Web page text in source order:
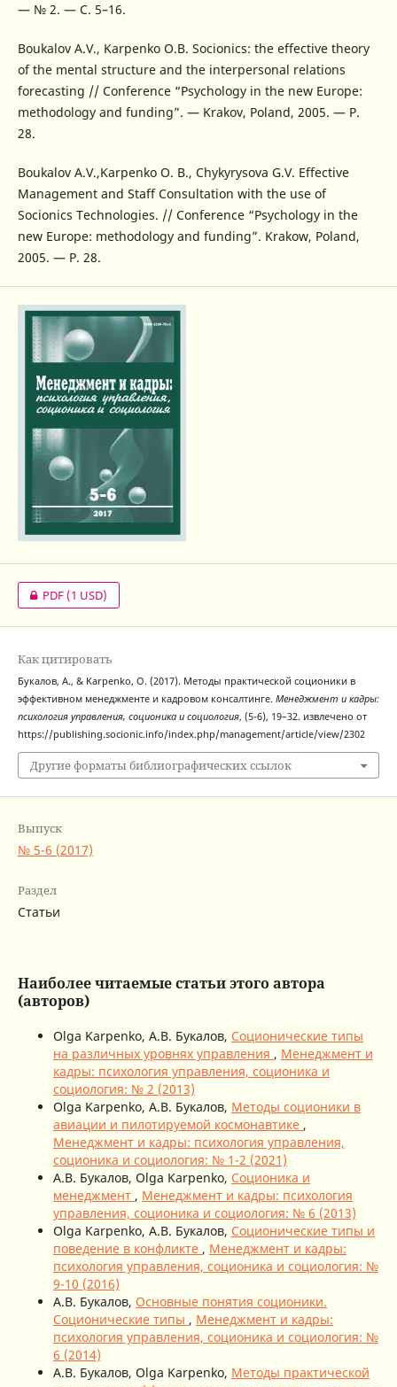
— № 2. — С. 5–16.
Boukalov A.V., Karpenko O.B. Socionics: the effective theory
of the mental structure and the interpersonal relations
forecasting // Conference “Psychology in the new Europe:
methodology and funding”. — Krakov, Poland, 2005. — P.
28.
Boukalov A.V.,Karpenko O. B., Chykyrysova G.V. Effective
Management and Staff Consultation with the use of
Socionics Technologies. // Conference “Psychology in the
new Europe: methodology and funding”. Krakow, Poland,
2005. — P. 28.
PDF(1 USD)
Как цитировать
Букалов, А., & Karpenko, O. (2017). Методы практической соционики в
эффективном менеджменте и кадровом консалтинге. Менеджмент и кадры:
психология управления, соционика и социология, (5-6), 19–32. извлечено от
https://publishing.socionic.info/index.php/management/article/view/2302
Другие форматы библиографических ссылок
Выпуск
№ 5-6 (2017)
Раздел
Статьи
Наиболее читаемые статьи этого автора
(авторов)
Olga Karpenko, А.В. Букалов, Соционические типы
на различных уровнях управления , Менеджмент и
кадры: психология управления, соционика и
социология: № 2 (2013)
Olga Karpenko, А.В. Букалов, Методы соционики в
авиации и пилотируемой космонавтике ,
Менеджмент и кадры: психология управления,
соционика и социология: № 1-2 (2021)
А.В. Букалов, Olga Karpenko, Соционика и
менеджмент , Менеджмент и кадры: психология
управления, соционика и социология: № 6 (2013)
Olga Karpenko, А.В. Букалов, Соционические типы и
поведение в конфликте , Менеджмент и кадры:
психология управления, соционика и социология: №
9-10 (2016)
А.В. Букалов, Основные понятия соционики.
Соционические типы , Менеджмент и кадры:
психология управления, соционика и социология: №
6 (2014)
А.В. Букалов, Olga Karpenko, Методы практической